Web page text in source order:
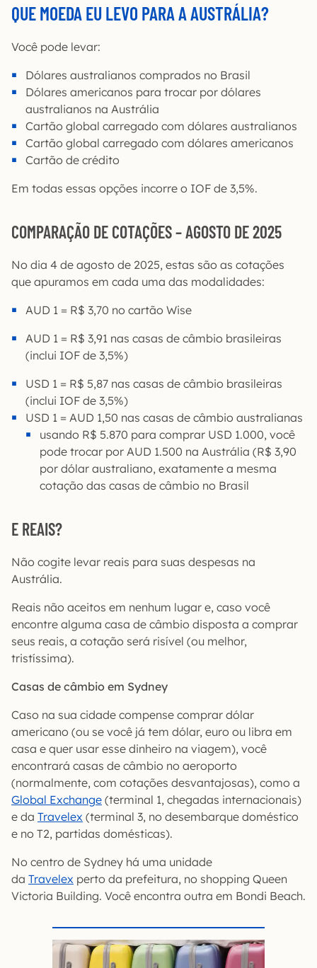
QUE MOEDA EU LEVO PARA A AUSTRÁLIA?
Você pode levar:
Dólares australianos comprados no Brasil
Dólares americanos para trocar por dólares
australianos na Austrália
Cartão global carregado com dólares australianos
Cartão global carregado com dólares americanos
Cartão de crédito
Em todas essas opções incorre o IOF de 3,5%.
COMPARAÇÃO DE COTAÇÕES – AGOSTO DE 2025
No dia 4 de agosto de 2025, estas são as cotações
que apuramos em cada uma das modalidades:
AUD 1 = R$ 3,70 no cartão Wise
AUD 1 = R$ 3,91 nas casas de câmbio brasileiras
(inclui IOF de 3,5%)
USD 1 = R$ 5,87 nas casas de câmbio brasileiras
(inclui IOF de 3,5%)
USD 1 = AUD 1,50 nas casas de câmbio australianas
usando R$ 5.870 para comprar USD 1.000, você
pode trocar por AUD 1.500 na Austrália (R$ 3,90
por dólar australiano, exatamente a mesma
cotação das casas de câmbio no Brasil
E REAIS?
Não cogite levar reais para suas despesas na
Austrália.
Reais não aceitos em nenhum lugar e, caso você
encontre alguma casa de câmbio disposta a comprar
seus reais, a cotação será risível (ou melhor,
tristíssima).
Casas de câmbio em Sydney
Caso na sua cidade compense comprar dólar
americano (ou se você já tem dólar, euro ou libra em
casa e quer usar esse dinheiro na viagem), você
encontrará casas de câmbio no aeroporto
(normalmente, com cotações desvantajosas), como a
Global Exchange (terminal 1, chegadas internacionais)
e da Travelex (terminal 3, no desembarque doméstico
e no T2, partidas domésticas).
No centro de Sydney há uma unidade
da Travelex perto da prefeitura, no shopping Queen
Victoria Building. Você encontra outra em Bondi Beach.